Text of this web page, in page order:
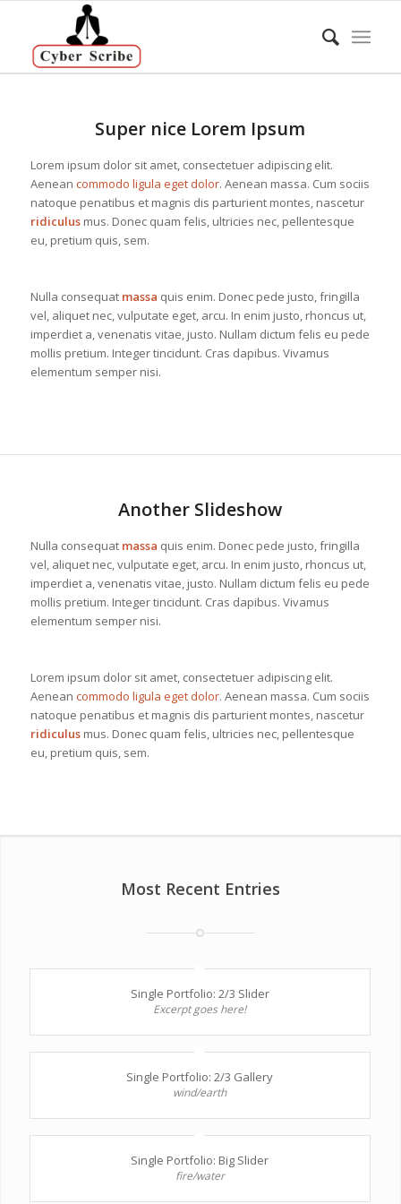
Super nice Lorem Ipsum
Lorem ipsum dolor sit amet, consectetuer adipiscing elit.
Aenean commodo ligula eget dolor. Aenean massa. Cum sociis
natoque penatibus et magnis dis parturient montes, nascetur
ridiculusmus. Donec quam felis, ultricies nec, pellentesque
eu, pretium quis, sem.
Nulla consequat massa quis enim. Donec pede justo, fringilla
vel, aliquet nec, vulputate eget, arcu. In enim justo, rhoncus ut,
imperdiet a, venenatis vitae, justo. Nullam dictum felis eu pede
mollis pretium. Integer tincidunt. Cras dapibus. Vivamus
elementum semper nisi.
Another Slideshow
Nulla consequat massa quis enim. Donec pede justo, fringilla
vel, aliquet nec, vulputate eget, arcu. In enim justo, rhoncus ut,
imperdiet a, venenatis vitae, justo. Nullam dictum felis eu pede
mollis pretium. Integer tincidunt. Cras dapibus. Vivamus
elementum semper nisi.
Lorem ipsum dolor sit amet, consectetuer adipiscing elit.
Aenean commodo ligula eget dolor. Aenean massa. Cum sociis
natoque penatibus et magnis dis parturient montes, nascetur
ridiculusmus. Donec quam felis, ultricies nec, pellentesque
eu, pretium quis, sem.
Most Recent Entries
Single Portfolio: 2/3 Slider
Excerpt goes here!
Single Portfolio: 2/3 Gallery
wind/earth
Single Portfolio: Big Slider
fire/water